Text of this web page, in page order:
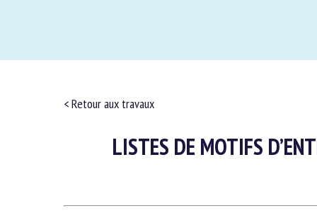
< Retour aux travaux
LISTES DE MOTIFS